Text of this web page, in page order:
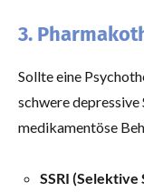
3.
Sollte eine
schwere
medikamentöse
SSRI